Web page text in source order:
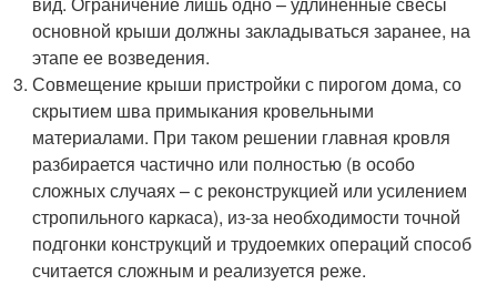
основной крыши должны закладываться заранее, на
этапе ее возведения.
Совмещение крыши пристройки с пирогом дома, со
скрытием шва примыкания кровельными
материалами. При таком решении главная кровля
разбирается частично или полностью (в особо
сложных случаях – с реконструкцией или усилением
стропильного каркаса), из-за необходимости точной
подгонки конструкций и трудоемких операций способ
считается сложным и реализуется реже.